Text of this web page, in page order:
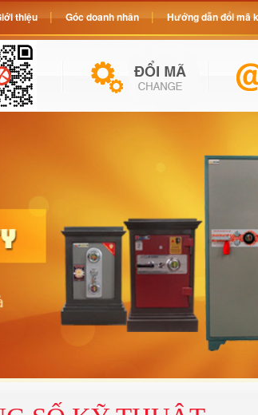
thiệu Góc doanh nhân Hướng dẫn đổi mã